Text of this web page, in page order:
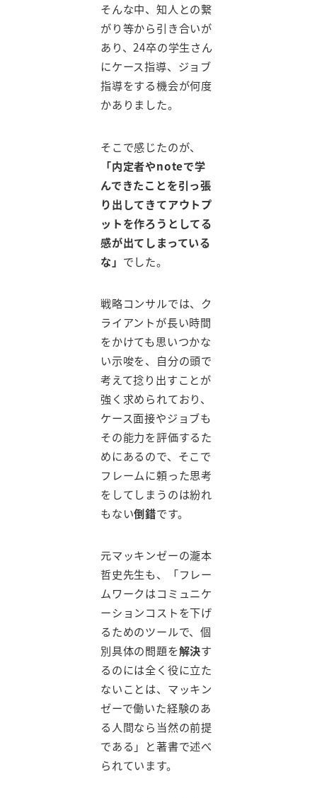
そんな中、知人との繋
がり等から引き合いが
あり、24卒の学生さん
にケース指導、ジョブ
指導をする機会が何度
かありました。
そこで感じたのが、
「内定者やnoteで学
んできたことを引っ張
り出してきてアウトプ
ットを作ろうとしてる
感が出てしまっている
な」 でした。
戦略コンサルでは、ク
ライアントが長い時間
をかけても思いつかな
い示唆を、自分の頭で
考えて捻り出すことが
強く求められており、
ケース面接やジョブも
その能力を評価するた
めにあるので、そこで
フレームに頼った思考
をしてしまうのは紛れ
もない倒錯です。
元マッキンゼーの瀧本
哲史先生も、「フレー
ムワークはコミュニケ
ーションコストを下げ
るためのツールで、個
別具体の問題を解決す
るのには全く役に立た
ないことは、マッキン
ゼーで働いた経験のあ
る人間なら当然の前提
である」と著書で述べ
られています。